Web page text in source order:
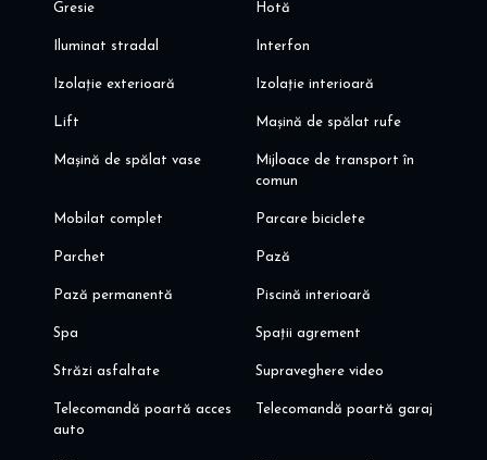
Gresie Hotă
Iluminat stradal Interfon
Izolație exterioară Izolație interioară
Lift Mașină de spălat rufe
Mașină de spălat vase
Mijloace de transport în
comun
Mobilat complet Parcare biciclete
Parchet Pază
Pază permanentă Piscină interioară
Spa Spații agrement
Străzi asfaltate Supraveghere video
Telecomandă poartă acces
auto
Telecomandă poartă garaj